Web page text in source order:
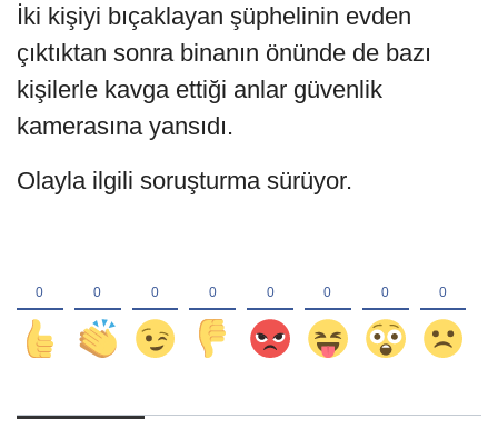
İki kişiyi bıçaklayan şüphelinin evden
çıktıktan sonra binanın önünde de bazı
kişilerle kavga ettiği anlar güvenlik
kamerasına yansıdı.
Olayla ilgili soruşturma sürüyor.